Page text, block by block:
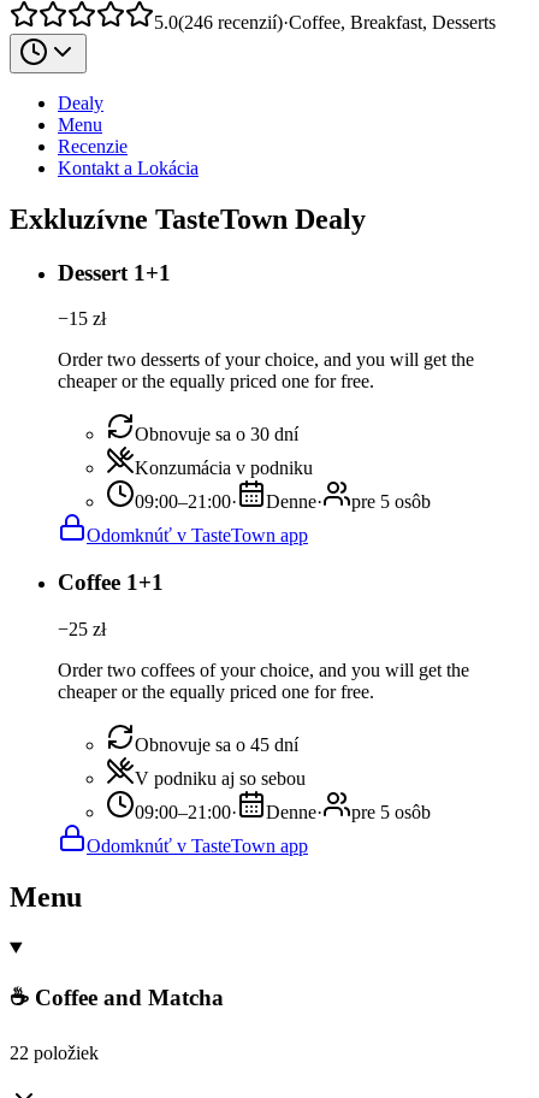
5.0(246 recenzií)·Coffee, Breakfast, Desserts
Dealy
Menu
Recenzie
Kontakt a Lokácia
Exkluzívne TasteTown Dealy
Dessert 1+1
−15 zł
Order two desserts of your choice, and you will get the
cheaper or the equally priced one for free.
Obnovuje sa o 30 dní
Konzumácia v podniku
09:00–21:00· Denne·
pre 5 osôb
Odomknúť v TasteTown app
Coffee 1+1
−25 zł
Order two coffees of your choice, and you will get the
cheaper or the equally priced one for free.
Obnovuje sa o 45 dní
V podniku aj so sebou
09:00–21:00· Denne·
pre 5 osôb
Odomknúť v TasteTown app
Menu
☕ Coffee and Matcha
22 položiek